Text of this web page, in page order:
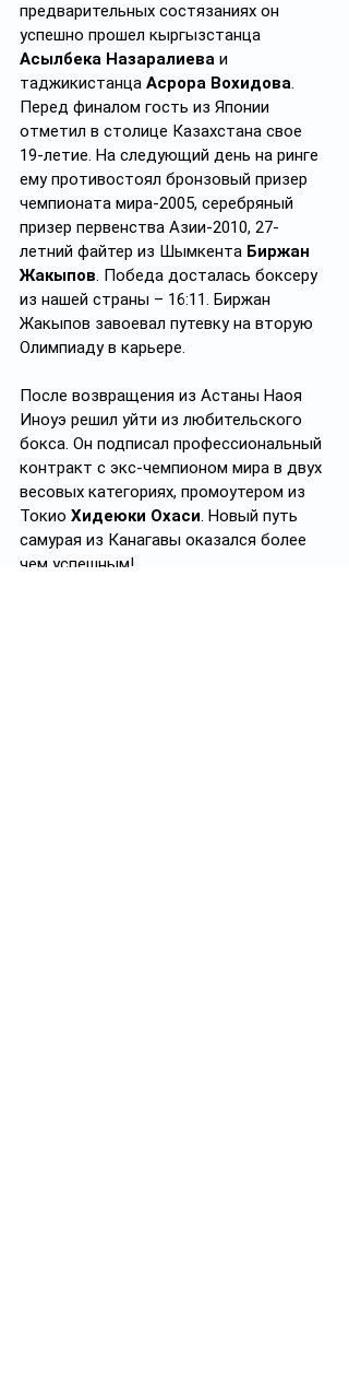
предварительных состязаниях он
успешно прошел кыргызстанца
Асылбека Назаралиева и
таджикистанца Асрора Вохидова.
Перед финалом гость из Японии
отметил в столице Казахстана свое
19-летие. На следующий день на ринге
ему противостоял бронзовый призер
чемпионата мира-2005, серебряный
призер первенства Азии-2010, 27-
летний файтер из Шымкента Биржан
Жакыпов. Победа досталась боксеру
из нашей страны – 16:11. Биржан
Жакыпов завоевал путевку на вторую
Олимпиаду в карьере.
После возвращения из Астаны Наоя
Иноуэ решил уйти из любительского
бокса. Он подписал профессиональный
контракт с экс-чемпионом мира в двух
весовых категориях, промоутером из
Токио Хидеюки Охаси. Новый путь
самурая из Канагавы оказался более
чем успешным!